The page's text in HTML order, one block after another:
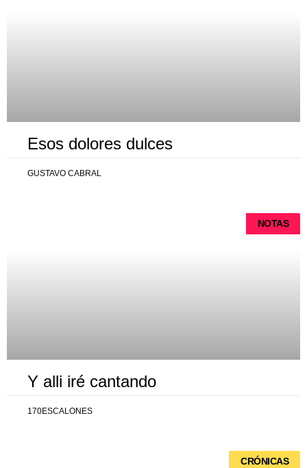
Esos dolores dulces
GUSTAVO CABRAL
NOTAS
Y alli iré cantando
170ESCALONES
CRÓNICAS